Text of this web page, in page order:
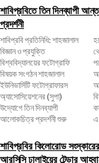
শাবিপ্রবিতে তিন দিনব্যাপী
প্রদর্শনী
শাবিপ্রবি প্রতিনিধি: শাহজালাল
বিজ্ঞান ও প্রযুক্তি
বিশ্ববিদ্যালয়ের ফটোগ্রাফি
বিষয়ক সংগঠন শাহজালাল
ইউনিভার্সিটি ফটোগ্রাফারস
অ্যাসোসিয়েশনের (সুপা)
উদ্যোগে তিন দিনব্যাপী
আলোকচিত্র প্রদর্শনী শুরু
হতে যাচ্ছে। আগামী ৬ আগস্ট
থেকে ৮ আগস্ট পর্যন্ত প্রথম
পর্বে বিশ্ববিদ্যালয়ে এ প্রদর্শনী
অনুষ্ঠিত হবে। মঙ্গলবার (৪
আগস্ট) শাহজালাল
বিশ্ববিদ্যালয় প্রেসক্লাব
কার্যালয়ে এক সংবাদ সম্মেলনে
শাবিপ্রবির কিলোরোড
আরসিসি ঢালাইয়ের টেন্ডার